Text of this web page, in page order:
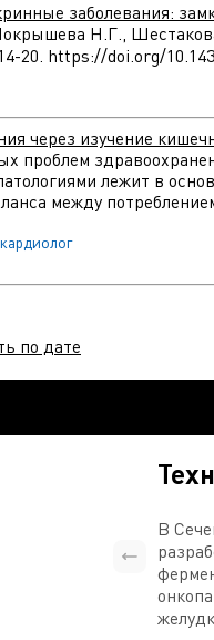
заболевания:
Н.Г.,
20. https://doi.org/
через изучение
проблем
лежит в
между
по дате
В